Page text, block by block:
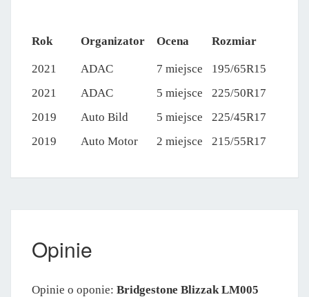
Rok Organizator Ocena Rozmiar
2021 ADAC 7 miejsce
195/65R15
2021
ADAC 5 miejsce
225/50R17
2019
Auto Bild 5 miejsce
225/45R17
2019
Auto Motor 2 miejsce 215/55R17
Opinie
Opinie o oponie: Bridgestone Blizzak LM005